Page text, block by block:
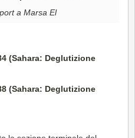
a Marsa El